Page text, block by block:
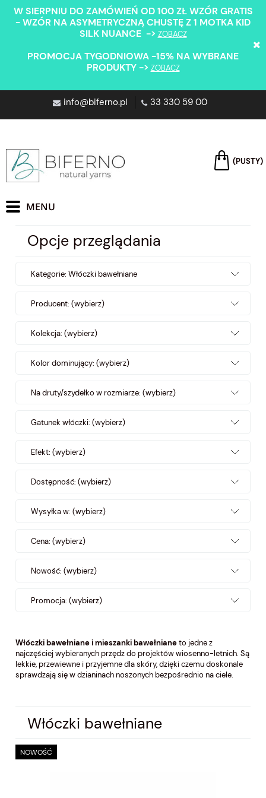
W SIERPNIU DO ZAMÓWIEŃ OD 100 ZŁ WZÓR GRATIS
- WZÓR NA ASYMETRYCZNĄ CHUSTĘ Z 1 MOTKA KID
SILK NUANCE -> ZOBACZ
PROMOCJA TYGODNIOWA -15% NA WYBRANE
PRODUKTY -> ZOBACZ
info@biferno.pl 33 330 59 00
(PUSTY)
Opcje przeglądania
Kategorie: Włóczki bawełniane
Producent: (wybierz)
Kolekcja: (wybierz)
Kolor dominujący: (wybierz)
Na druty/szydełko w rozmiarze: (wybierz)
Gatunek włóczki: (wybierz)
Efekt: (wybierz)
Dostępność: (wybierz)
Wysyłka w: (wybierz)
Cena: (wybierz)
Nowość: (wybierz)
Promocja: (wybierz)
Włóczki bawełniane i mieszanki bawełnianeto jedne z
najczęściej wybieranych przędz do projektów wiosenno-letnich. Są
lekkie, przewiewne i przyjemne dla skóry, dzięki czemu doskonale
sprawdzają się w dzianinach noszonych bezpośrednio na ciele.
Włóczki bawełniane
NOWOŚĆ